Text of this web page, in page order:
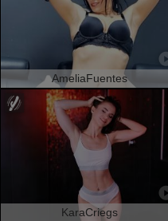
AmeliaFuentes
KaraCriegs